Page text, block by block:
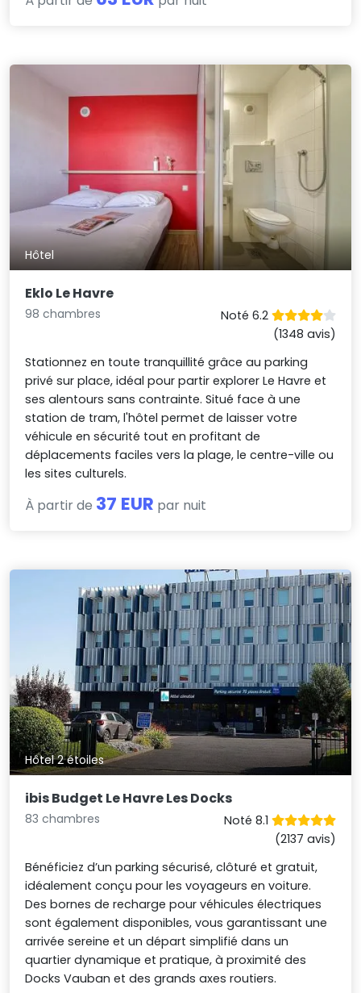
Hôtel
Eklo Le Havre
98 chambres
Noté 6.2
(1348 avis)
Stationnez en toute tranquillité grâce au parking
privé sur place, idéal pour partir explorer Le Havre et
ses alentours sans contrainte. Situé face à une
station de tram, l'hôtel permet de laisser votre
véhicule en sécurité tout en profitant de
déplacements faciles vers la plage, le centre-ville ou
les sites culturels.
À partir de 37 EUR par nuit
Hôtel 2 étoiles
ibis Budget Le Havre Les Docks
83 chambres
Noté 8.1
(2137 avis)
Bénéficiez d’un parking sécurisé, clôturé et gratuit,
idéalement conçu pour les voyageurs en voiture.
Des bornes de recharge pour véhicules électriques
sont également disponibles, vous garantissant une
arrivée sereine et un départ simplifié dans un
quartier dynamique et pratique, à proximité des
Docks Vauban et des grands axes routiers.